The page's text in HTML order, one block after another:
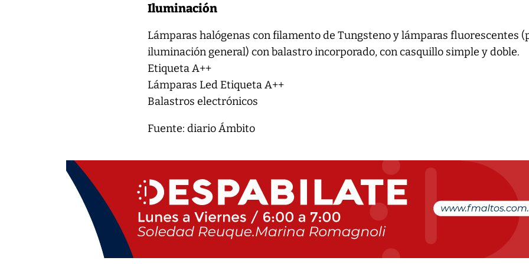
Iluminación
Lámparas halógenas con filamento de Tungsteno y lámparas fluorescentes
iluminación general) con balastro incorporado, con casquillo simple y doble.
Etiqueta A++
Lámparas Led Etiqueta A++
Balastros electrónicos
Fuente: diario Ámbito